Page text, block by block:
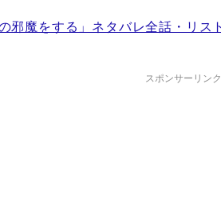
邪魔をする」ネタバレ全話・リス
スポンサーリンク